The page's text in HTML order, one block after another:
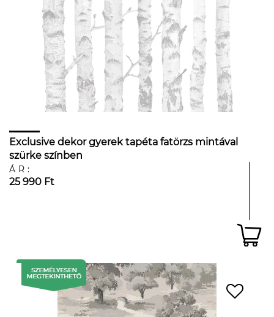
Exclusive dekor gyerek tapéta fatörzs mintával
szürke színben
ÁR:
25 990 Ft